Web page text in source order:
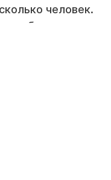
человек.